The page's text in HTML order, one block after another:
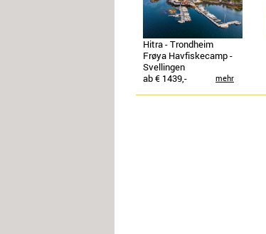
Hitra - Trondheim
Frøya Havfiskecamp -
Svellingen
ab € 1439,-
mehr